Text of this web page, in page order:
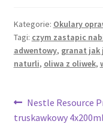
Kategorie: Okulary
Tagi: czym zastapic
adwentowy, granat jak
naturli, oliwa z oliwek,
Nawigacja
Poprzedni
wpis:
Nestle Resource
truskawkowy 4x200ml